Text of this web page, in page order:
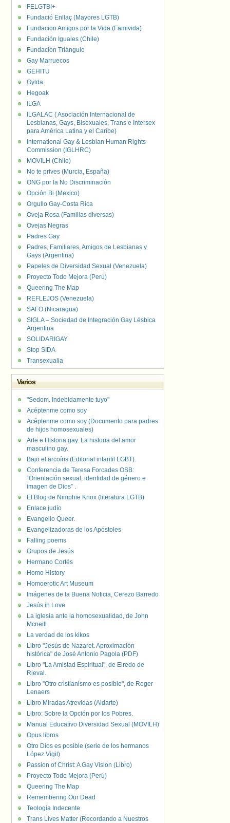
FELGTBI+
Fundació Enllaç (Mayores LGTB)
Fundacion Amigos por la Vida (Famivida)
Fundación Iguales (Chile)
Fundación Triángulo
Gay Marruecos
GEHITU
Gylda
Hegoak
ILGA
ILGALAC ( Asociación Internacional de
Lesbianas, Gays, Bisexuales, Trans e Intersex
para América Latina y el Caribe)
International Gay & Lesbian Human Rights
Commission (IGLHRC)
MOVILH (Chile)
No te prives (Murcia, España)
ONG por la No Discriminación
Opción Bi (Mexico)
Orgullo Gay-Costa Rica
Oveja Rosa (Familias diversas)
Ovejas Negras
Padres Gay
Padres, Familiares, Amigos de Lesbianas y
Gays (Argentina)
Papeles de Diversidad Sexual (Venezuela)
Proyecto Todo Mejora (Perú)
Queering The Map
REFLEJOS (Venezuela)
SAFO (Nicaragua)
SIGLA – Sociedad de Integración Gay Lésbica
Argentina
SOLIDARIGAY
Stop SIDA
Transexualia
Varios
"Sedom. Indebidamente tuyo"
Acéptenme como soy
Acéptenme como soy (Documento para padres
de hijos homosexuales)
Arte e Historia gay. La historia del amor
masculino gay.
Bajo el arcoíris (Editorial infantil LGBT).
Conferencia de Teresa Forcades OSB:
“Orientación sexual, identidad de género e
imagen de Dios” .
El Blog de Nimphie Knox (literatura LGTB)
Enlace judío
Evangelio Queer.
Evangelizadoras de los Apóstoles
Falling poems
Grupos de Jesús
Hermano Cortés
Homo History
Homoerotic Art Museum
Imágenes de la Buena Noticia, Cerezo Barredo
Jesús in Love
La iglesia ante la homosexualidad, de John
Mcneill
La verdad de los kikos
Libro "Jesús de Nazaret. Aproximación
histórica" de José Antonio Pagola (PDF)
Libro "La Amistad Espiritual", de Elredo de
Rieval.
Libro "Otro cristianismo es posible", de Roger
Lenaers
Libro Miradas Atrevidas (Aldarte)
Libro: Sobre la Opción por los Pobres.
Manual Educativo Diversidad Sexual (MOVILH)
Opus libros
Otro Dios es posible (serie de los hermanos
López Vigil)
Passion of Christ: A Gay Vision (Libro)
Proyecto Todo Mejora (Perú)
Queering The Map
Remembering Our Dead
Teología Indecente
Trans Lives Matter (Recordando a Nuestros